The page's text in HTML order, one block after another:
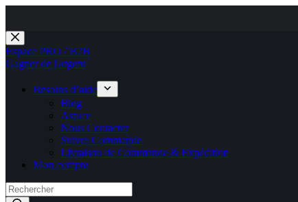
Passer
au
contenu
Espace PRO / B2B
Gagner de l'argent
Besoins d’aide
Blog
Astuce
Nous Contacter
Suivre Commande
Livraison de Commande & Expédition
Mon compte